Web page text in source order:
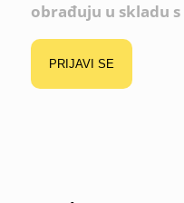
obrađuju u skladu s